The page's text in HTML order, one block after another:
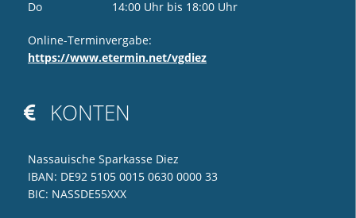
Do 14:00 Uhr bis 18:00 Uhr
Online-Terminvergabe:
https://www.etermin.net/vgdiez
 KONTEN
Nassauische Sparkasse Diez
IBAN: DE92 5105 0015 0630 0000 33
BIC: NASSDE55XXX